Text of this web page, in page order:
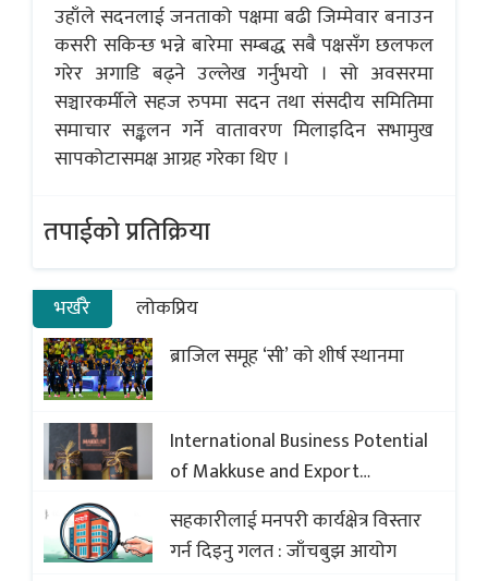
उहाँले सदनलाई जनताको पक्षमा बढी जिम्मेवार बनाउन
कसरी सकिन्छ भन्ने बारेमा सम्बद्ध सबै पक्षसँग छलफल
गरेर अगाडि बढ्ने उल्लेख गर्नुभयो । सो अवसरमा
सञ्चारकर्मीले सहज रुपमा सदन तथा संसदीय समितिमा
समाचार सङ्कलन गर्ने वातावरण मिलाइदिन सभामुख
सापकोटासमक्ष आग्रह गरेका थिए ।
तपाईको प्रतिक्रिया
भर्खरै
लोकप्रिय
ब्राजिल समूह ‘सी’ को शीर्ष स्थानमा
International Business Potential
of Makkuse and Export
Opportunities of Nepali Sweets
with Global Comparison to
Baklava
सहकारीलाई मनपरी कार्यक्षेत्र विस्तार
गर्न दिइनु गलत : जाँचबुझ आयोग